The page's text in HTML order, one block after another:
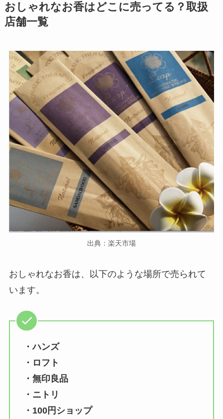
おしゃれなお香はどこに売ってる？取扱
店舗一覧
出典：楽天市場
おしゃれなお香は、以下のような場所で売られて
います。
・ハンズ
・ロフト
・無印良品
・ニトリ
・100円ショップ